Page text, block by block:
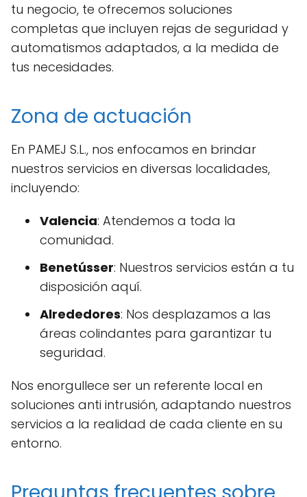
tu negocio, te ofrecemos soluciones
completas que incluyen rejas de seguridad y
automatismos adaptados, a la medida de
tus necesidades.
Zona de actuación
En PAMEJ S.L., nos enfocamos en brindar
nuestros servicios en diversas localidades,
incluyendo:
Valencia: Atendemos a toda la
comunidad.
Benetússer: Nuestros servicios están a tu
disposición aquí.
Alrededores: Nos desplazamos a las
áreas colindantes para garantizar tu
seguridad.
Nos enorgullece ser un referente local en
soluciones anti intrusión, adaptando nuestros
servicios a la realidad de cada cliente en su
entorno.